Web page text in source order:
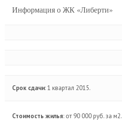
Информация о ЖК «Либерти»
Срок сдачи: 1 квартал 2015.
Стоимость жилья: от 90 000 руб. за м2.